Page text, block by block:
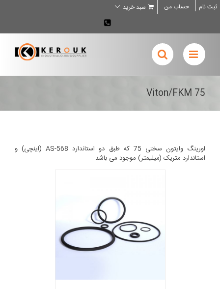
Skip
to
ثبت نام حساب من سبد خرید
02636707898
Viton/FKM 75
اورینگ وایتون سختی 75 که طبق دو استاندارد AS-568 (اینچی) و
استاندارد متریک (میلیمتر) موجود می باشد .